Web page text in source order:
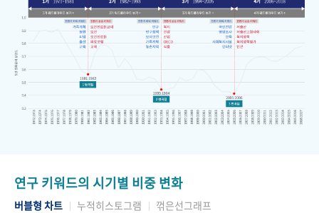
연구 키워드의 시기별 비중 변화
버블형 차트 누적히스토그램 꺾은선그래프